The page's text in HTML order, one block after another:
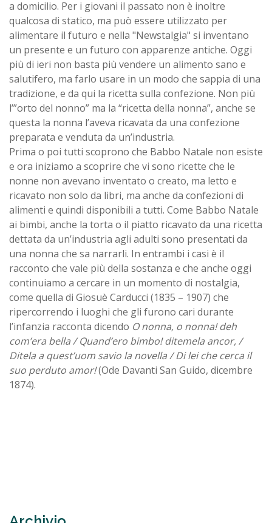
a domicilio. Per i giovani il passato non è inoltre
qualcosa di statico, ma può essere utilizzato per
alimentare il futuro e nella "Newstalgia" si inventano
un presente e un futuro con apparenze antiche. Oggi
più di ieri non basta più vendere un alimento sano e
salutifero, ma farlo usare in un modo che sappia di una
tradizione, e da qui la ricetta sulla confezione. Non più
l’”orto del nonno” ma la “ricetta della nonna”, anche se
questa la nonna l’aveva ricavata da una confezione
preparata e venduta da un’industria.
Prima o poi tutti scoprono che Babbo Natale non esiste
e ora iniziamo a scoprire che vi sono ricette che le
nonne non avevano inventato o creato, ma letto e
ricavato non solo da libri, ma anche da confezioni di
alimenti e quindi disponibili a tutti. Come Babbo Natale
ai bimbi, anche la torta o il piatto ricavato da una ricetta
dettata da un’industria agli adulti sono presentati da
una nonna che sa narrarli. In entrambi i casi è il
racconto che vale più della sostanza e che anche oggi
continuiamo a cercare in un momento di nostalgia,
come quella di Giosuè Carducci (1835 – 1907) che
ripercorrendo i luoghi che gli furono cari durante
l’infanzia racconta dicendo O nonna, o nonna! deh
com’era bella / Quand’ero bimbo! ditemela ancor, /
Ditela a quest’uom savio la novella / Di lei che cerca il
suo perduto amor!(Ode Davanti San Guido, dicembre
1874).